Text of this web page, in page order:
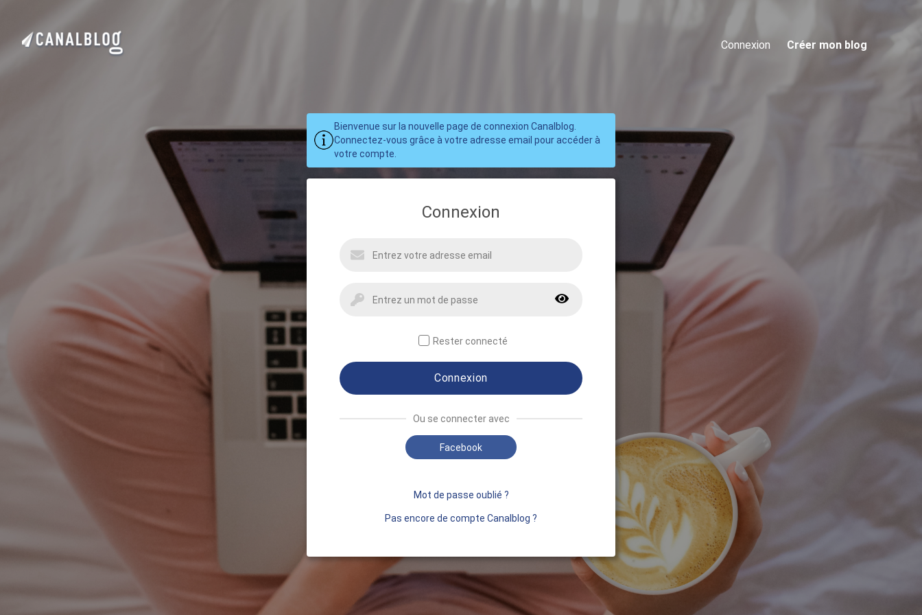
Connexion Créer mon blog
Bienvenue sur la nouvelle page de connexion Canalblog.
Connectez-vous grâce à votre adresse email pour accéder à
votre compte.
Connexion
Rester connecté
Connexion
Ou se connecter avec
Facebook
Mot de passe oublié ?
Pas encore de compte Canalblog ?